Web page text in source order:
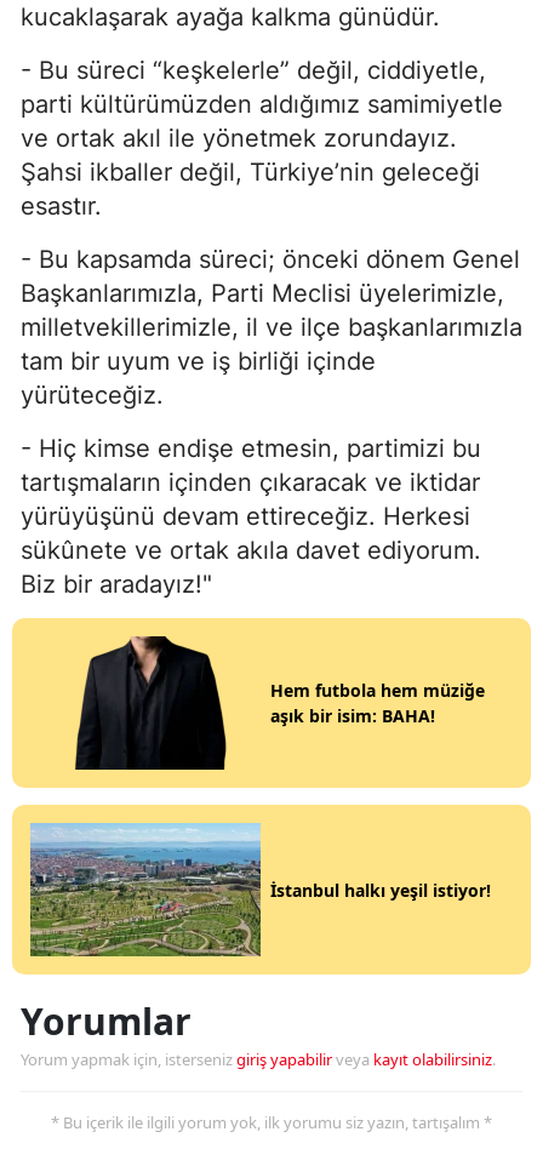
kucaklaşarak ayağa kalkma günüdür.
- Bu süreci “keşkelerle” değil, ciddiyetle,
parti kültürümüzden aldığımız samimiyetle
ve ortak akıl ile yönetmek zorundayız.
Şahsi ikballer değil, Türkiye’nin geleceği
esastır.
- Bu kapsamda süreci; önceki dönem Genel
Başkanlarımızla, Parti Meclisi üyelerimizle,
milletvekillerimizle, il ve ilçe başkanlarımızla
tam bir uyum ve iş birliği içinde
yürüteceğiz.
- Hiç kimse endişe etmesin, partimizi bu
tartışmaların içinden çıkaracak ve iktidar
yürüyüşünü devam ettireceğiz. Herkesi
sükûnete ve ortak akıla davet ediyorum.
Biz bir aradayız!"
Hem futbola hem müziğe
aşık bir isim: BAHA!
İstanbul halkı yeşil istiyor!
Yorumlar
Yorum yapmak için, istersenizgiriş yapabilirveya kayıt olabilirsiniz.
* Bu içerik ile ilgili yorum yok, ilk yorumu siz yazın, tartışalım *